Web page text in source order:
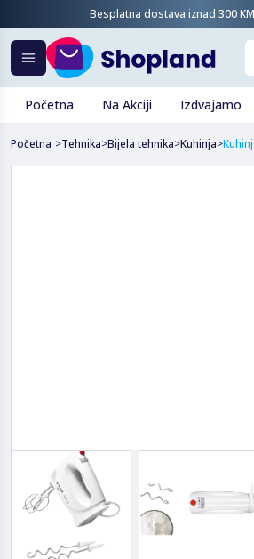
Besplatna dostava iznad 300
Početna Na Akciji Izdvajamo
Početna >Tehnika>Bijela tehnika>Kuhinja>